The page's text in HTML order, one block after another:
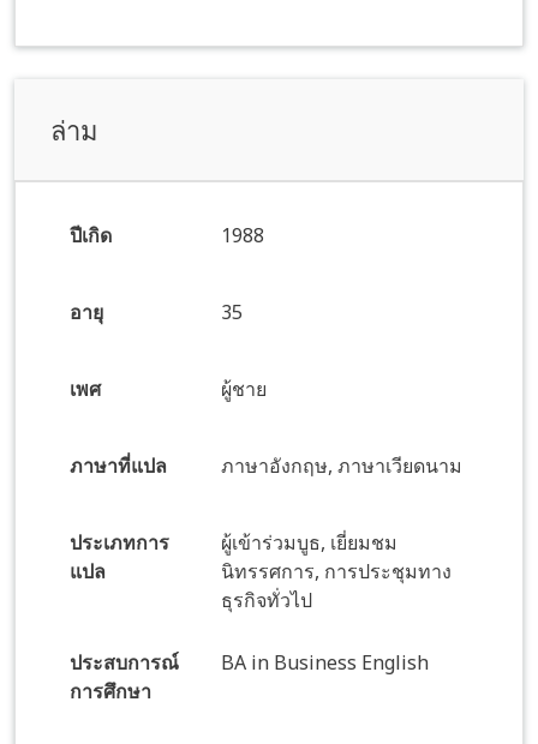
ล่าม
ปีเกิด 1988
อายุ 35
เพศ ผู้ชาย
ภาษาที่แปล ภาษาอังกฤษ, ภาษาเวียดนาม
ประเภทการ
แปล
ผู้เข้าร่วมบูธ, เยี่ยมชม
นิทรรศการ, การประชุมทาง
ธุรกิจทั่วไป
ประสบการณ์
การศึกษา
BA in Business English